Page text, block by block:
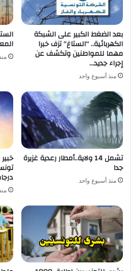
بعد الضغط الكبير على الشبكة
الكهربائية.. “الستاغ” تزف خبرا
مهما للمواطنين وتكشف عن
إجراء جديد…
منذ أسبوع واحد
تشمل 14 ولاية..أمطار رعدية غزيرة
جدا
منذ أسبوع واحد